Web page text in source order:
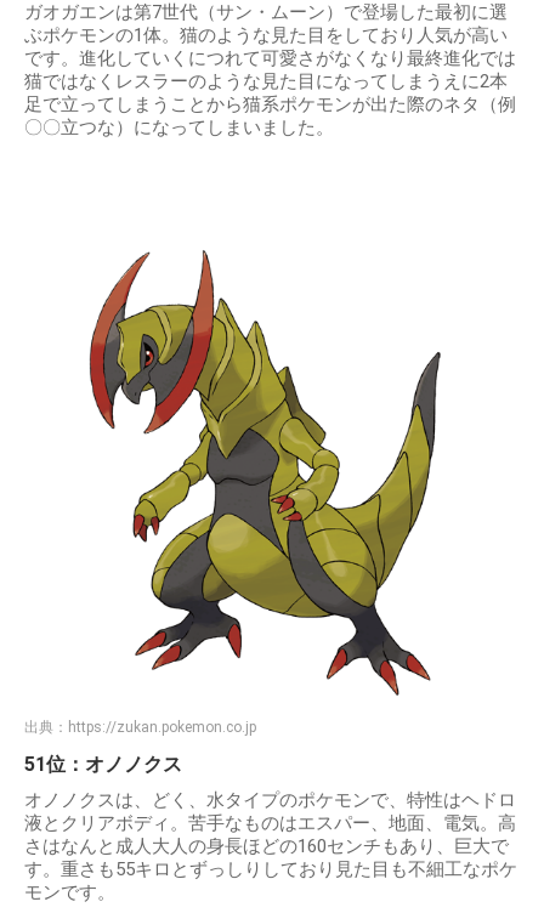
ガオガエンは第7世代（サン・ムーン）で登場した最初に選
ぶポケモンの1体。猫のような見た目をしており人気が高い
です。進化していくにつれて可愛さがなくなり最終進化では
猫ではなくレスラーのような見た目になってしまうえに2本
足で立ってしまうことから猫系ポケモンが出た際のネタ（例
〇〇立つな）になってしまいました。
出典： https://zukan.pokemon.co.jp
51位：オノノクス
オノノクスは、どく、水タイプのポケモンで、特性はヘドロ
液とクリアボディ。苦手なものはエスパー、地面、電気。高
さはなんと成人大人の身長ほどの160センチもあり、巨大で
す。重さも55キロとずっしりしており見た目も不細工なポケ
モンです。